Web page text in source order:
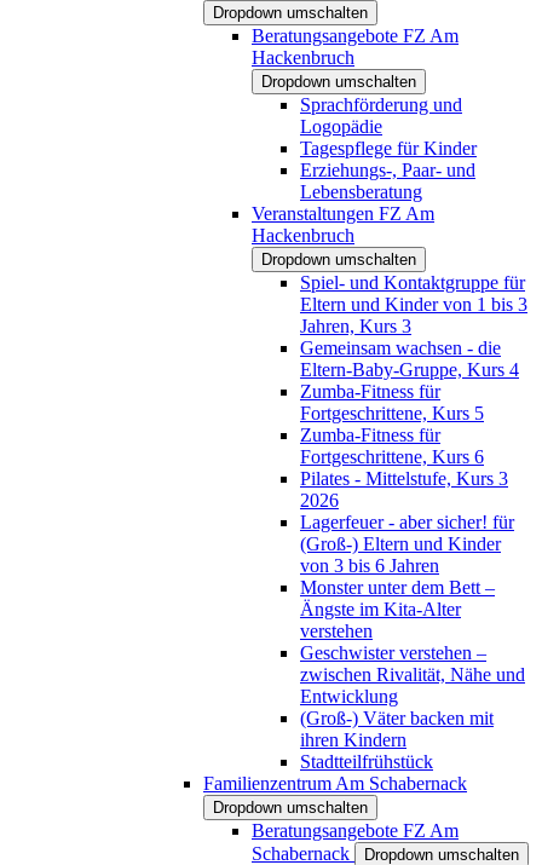
Dropdown umschalten
Beratungsangebote FZ Am
Hackenbruch
Dropdown umschalten
Sprachförderung und
Logopädie
Tagespflege für Kinder
Erziehungs-, Paar- und
Lebensberatung
Veranstaltungen FZ Am
Hackenbruch
Dropdown umschalten
Spiel- und Kontaktgruppe für
Eltern und Kinder von 1 bis 3
Jahren, Kurs 3
Gemeinsam wachsen - die
Eltern-Baby-Gruppe, Kurs 4
Zumba-Fitness für
Fortgeschrittene, Kurs 5
Zumba-Fitness für
Fortgeschrittene, Kurs 6
Pilates - Mittelstufe, Kurs 3
2026
Lagerfeuer - aber sicher! für
(Groß-) Eltern und Kinder
von 3 bis 6 Jahren
Monster unter dem Bett –
Ängste im Kita-Alter
verstehen
Geschwister verstehen –
zwischen Rivalität, Nähe und
Entwicklung
(Groß-) Väter backen mit
ihren Kindern
Stadtteilfrühstück
Familienzentrum Am Schabernack
Dropdown umschalten
Beratungsangebote FZ Am
Schabernack
Dropdown umschalten